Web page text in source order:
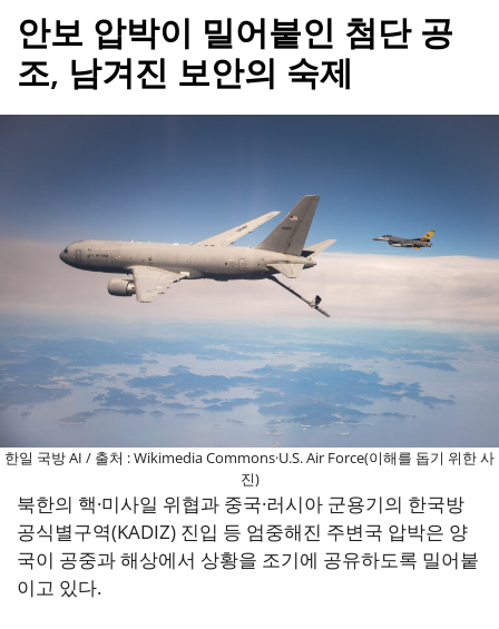
안보 압박이 밀어붙인 첨단 공
조, 남겨진 보안의 숙제
한일 국방 AI / 출처 : Wikimedia Commons·U.S. Air Force(이해를 돕기 위한 사
진)
북한의 핵·미사일 위협과 중국·러시아 군용기의 한국방
공식별구역(KADIZ) 진입 등 엄중해진 주변국 압박은 양
국이 공중과 해상에서 상황을 조기에 공유하도록 밀어붙
이고 있다.